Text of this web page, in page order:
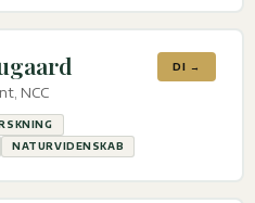
NCC
NATURVIDENSKAB
DI →